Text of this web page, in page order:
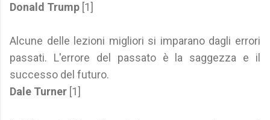
Donald Trump [1]
Alcune delle lezioni migliori si imparano dagli errori
passati. L'errore del passato è la saggezza e il
successo del futuro.
Dale Turner [1]